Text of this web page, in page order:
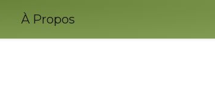
À Propos